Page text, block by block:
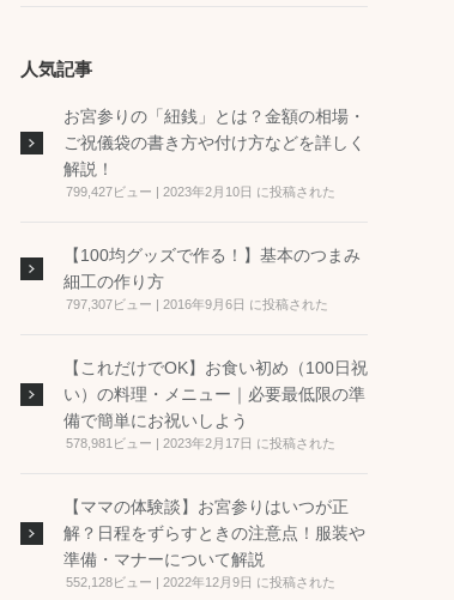
人気記事
お宮参りの「紐銭」とは？金額の相場・
ご祝儀袋の書き方や付け方などを詳しく
解説！
799,427ビュー | 2023年2月10日 に投稿された
【100均グッズで作る！】基本のつまみ
細工の作り方
797,307ビュー | 2016年9月6日 に投稿された
【これだけでOK】お食い初め（100日祝
い）の料理・メニュー｜必要最低限の準
備で簡単にお祝いしよう
578,981ビュー | 2023年2月17日 に投稿された
【ママの体験談】お宮参りはいつが正
解？日程をずらすときの注意点！服装や
準備・マナーについて解説
552,128ビュー | 2022年12月9日 に投稿された